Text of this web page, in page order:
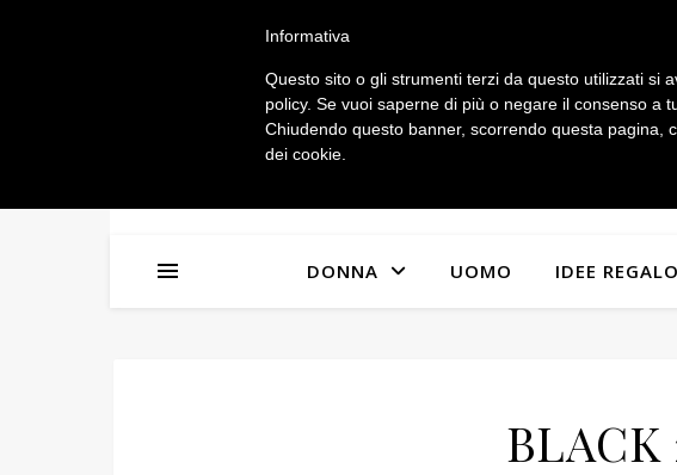
IL MIO ACCOUNT
DONNA UOMO IDEE REGALO
BLACK
Informativa
Questo sito o gli strumenti terzi da questo utilizzati si
policy. Se vuoi saperne di più o negare il consenso a
Chiudendo questo banner, scorrendo questa pagina,
dei cookie.